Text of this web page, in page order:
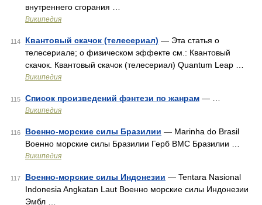
внутреннего сгорания …
Википедия
114 Квантовый скачок (телесериал) — Эта статья о
телесериале; о физическом эффекте см.: Квантовый
скачок. Квантовый скачок (телесериал) Quantum Leap …
Википедия
115 Список произведений фэнтези по жанрам — …
Википедия
116 Военно-морские силы Бразилии — Marinha do Brasil
Военно морские силы Бразилии Герб ВМС Бразилии …
Википедия
117 Военно-морские силы Индонезии — Tentara Nasional
Indonesia Angkatan Laut Военно морские силы Индонезии
Эмбл …